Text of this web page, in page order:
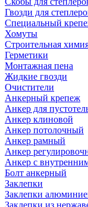
Гвозди для
Специальный
Хомуты
Строительная
Герметики
Монтажная пена
Жидкие гвозди
Очистители
Анкерный крепеж
Анкер для
Анкер клиновой
Анкер потолочный
Анкер рамный
Анкер
Анкер с
Болт анкерный
Заклепки
Заклепки
Заклепки из